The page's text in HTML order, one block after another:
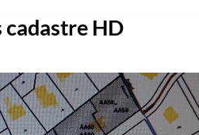
cadastre HD